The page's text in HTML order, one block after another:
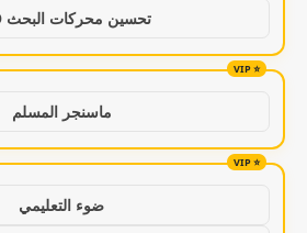
تحسين محركات البحث SEO
ماسنجر المسلم
ضوء التعليمي